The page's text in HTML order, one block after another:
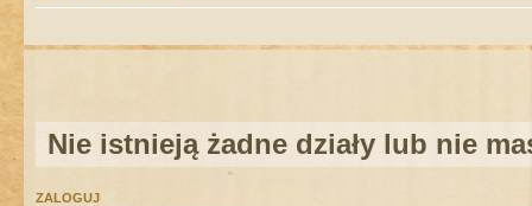
Nie istnieją żadne działy lub nie
ZALOGUJ